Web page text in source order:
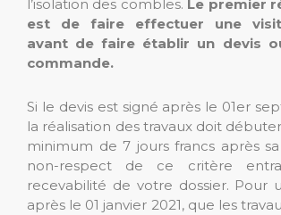
l’isolation des combles. Le premier
est de faire effectuer une
avant de faire établir un devis
commande.
Si le devis est signé après le 01er
la réalisation des travaux doit
minimum de 7 jours francs après
non-respect de ce critère
recevabilité de votre dossier. Pour
après le 01 janvier 2021, que les